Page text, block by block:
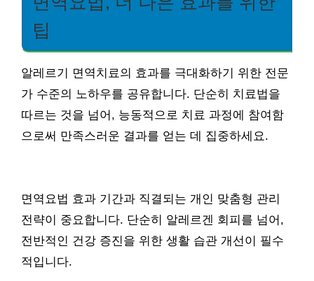
팁
알레르기 면역치료의 효과를 극대화하기 위한 전문
가 수준의 노하우를 공유합니다. 단순히 치료법을
따르는 것을 넘어, 능동적으로 치료 과정에 참여함
으로써 만족스러운 결과를 얻는 데 집중하세요.
면역요법 효과 기간과 직결되는 개인 맞춤형 관리
전략이 중요합니다. 단순히 알레르겐 회피를 넘어,
전반적인 건강 증진을 위한 생활 습관 개선이 필수
적입니다.